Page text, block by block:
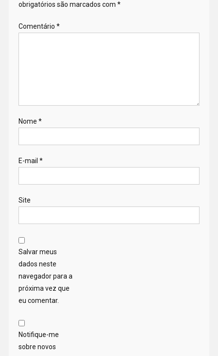
obrigatórios são marcados com *
Comentário *
Nome *
E-mail *
Site
Salvar meus
dados neste
navegador para a
próxima vez que
eu comentar.
Notifique-me
sobre novos